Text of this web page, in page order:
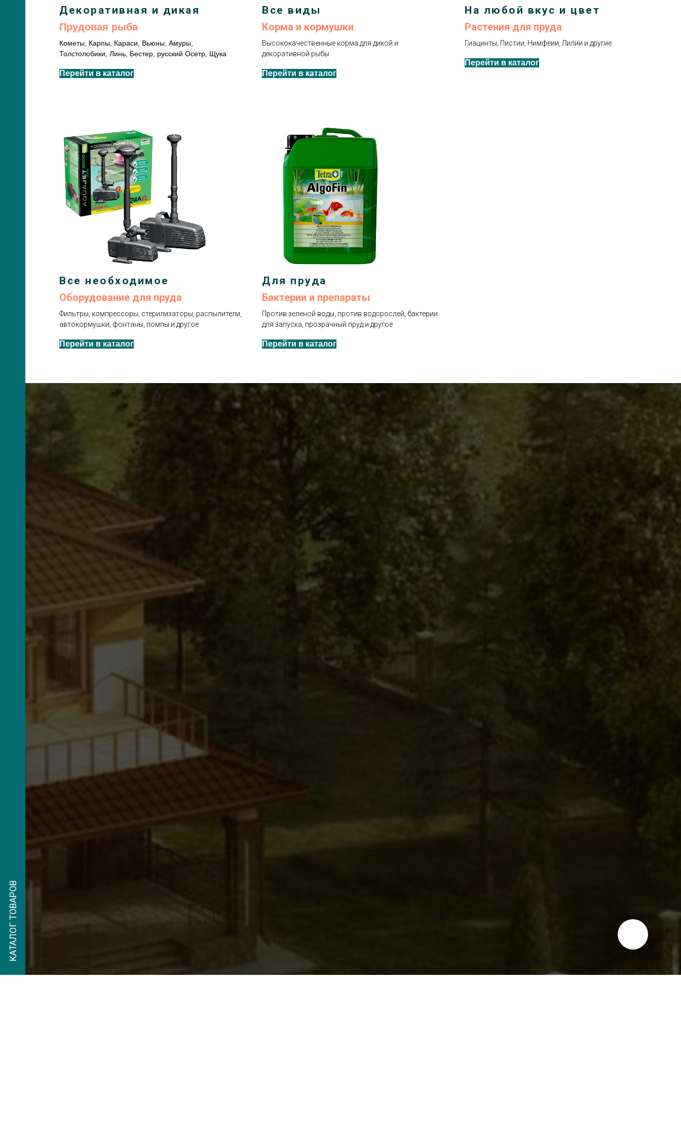
КАТАЛОГ ТОВАРОВ
Декоративная и дикая
Прудовая рыба
Кометы, Карпы, Караси, Вьюны, Амуры,
Толстолобики, Линь, Бестер, русский Осетр, Щука
Перейти в каталог
Все виды
Корма и кормушки
Высококачественные корма для дикой и
декоративной рыбы
Перейти в каталог
На любой вкус и цвет
Растения для пруда
Гиацинты, Пистии, Нимфеии, Лилии и другие
Перейти в каталог
Все необходимое
Оборудование для пруда
Фильтры, компрессоры, стерилизаторы, распылители,
автокормушки, фонтаны, помпы и другое
Перейти в каталог
Для пруда
Бактерии и препараты
Против зеленой воды, против водорослей, бактерии
для запуска, прозрачный пруд и другое
Перейти в каталог